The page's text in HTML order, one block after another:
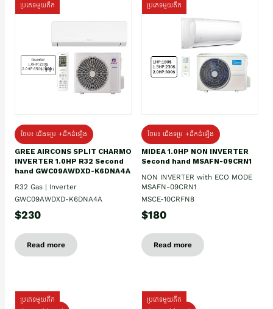
ប្រភេទមួយតឹក
ថែម៖ ជើងទម្រ +ដឹកដំឡើង
GREE AIRCONS SPLIT CHARMO
INVERTER 1.0HP R32 Second
hand GWC09AWDXD-K6DNA4A
R32 Gas | Inverter
GWC09AWDXD-K6DNA4A
$230
Read more
ប្រភេទមួយតឹក
ថែម៖ ជើងទម្រ +ដឹកដំឡើង
MIDEA 1.0HP NON INVERTER
Second hand MSAFN-09CRN1
NON INVERTER with ECO MODE
MSAFN-09CRN1
MSCE-10CRFN8
$180
Read more
ប្រភេទមួយតឹក
ប្រភេទមួយតឹក